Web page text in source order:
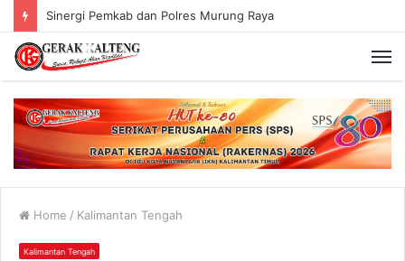
Sinergi Pemkab dan Polres Murung Raya
Home / Kalimantan Tengah
Kalimantan Tengah